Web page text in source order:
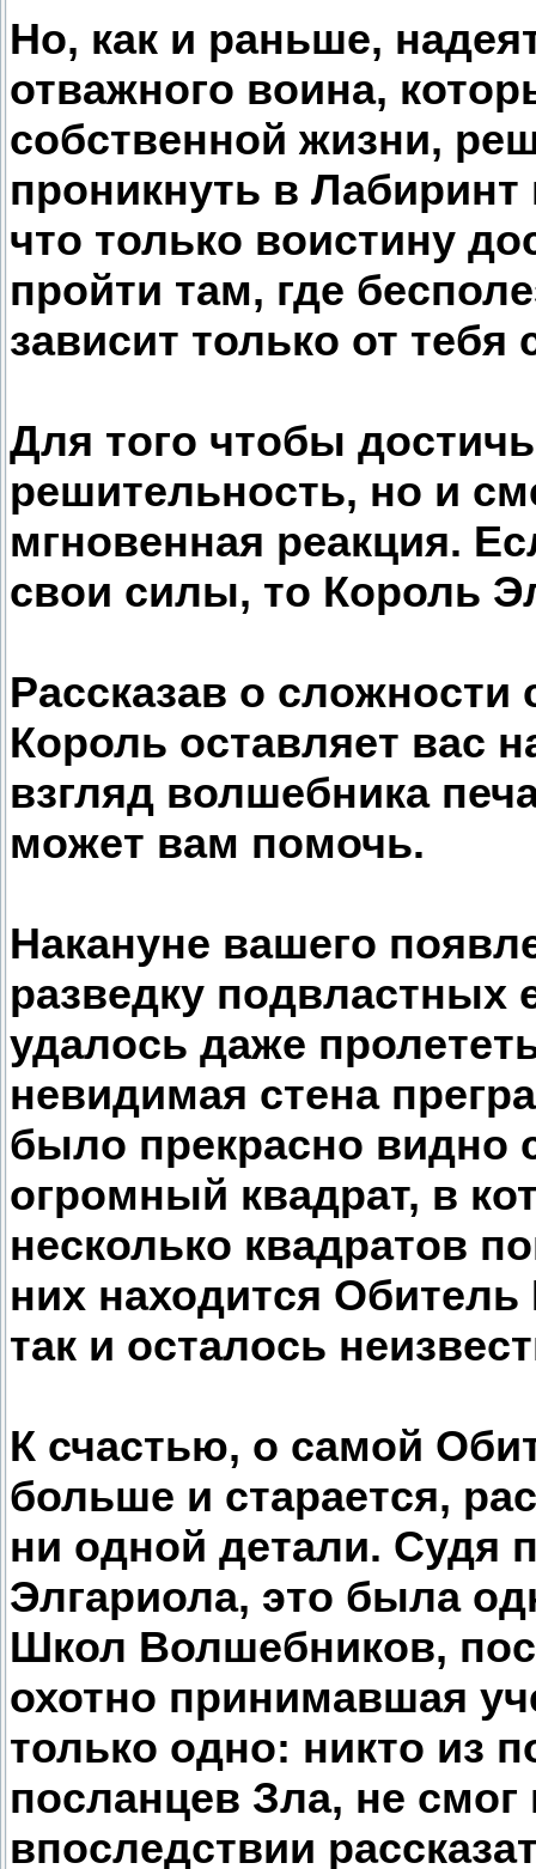
Но, как и раньше,
отважного воина,
собственной жизни,
проникнуть в
что только воистину
пройти там, где
зависит только от тебя
Для того чтобы
решительность, но и
мгновенная реакция.
свои силы, то Король
Рассказав о
Король оставляет вас
взгляд волшебника
может вам помочь.
Накануне вашего
разведку подвластных
удалось даже
невидимая стена
было прекрасно видно
огромный квадрат, в
несколько квадратов
них находится
так и осталось
К счастью, о самой
больше и старается,
ни одной детали. Судя
Элгариола, это была
Школ Волшебников,
охотно принимавшая
только одно: никто из
посланцев Зла, не смог
впоследствии